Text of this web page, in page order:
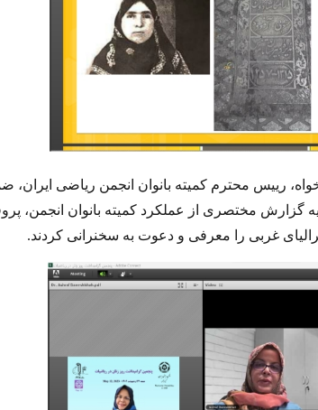
رییس محترم کمیته بانوان انجمن ریاضی ایران،
گزارش مختصری از عملکرد کمیته بانوان انجمن،
غربی را معرفی و دعوت به سخنرانی کردند.